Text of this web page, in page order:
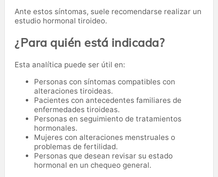
Ante estos síntomas, suele recomendarse realizar un
estudio hormonal tiroideo.
¿Para quién está indicada?
Esta analítica puede ser útil en:
Personas con síntomas compatibles con
alteraciones tiroideas.
Pacientes con antecedentes familiares de
enfermedades tiroideas.
Personas en seguimiento de tratamientos
hormonales.
Mujeres con alteraciones menstruales o
problemas de fertilidad.
Personas que desean revisar su estado
hormonal en un chequeo general.